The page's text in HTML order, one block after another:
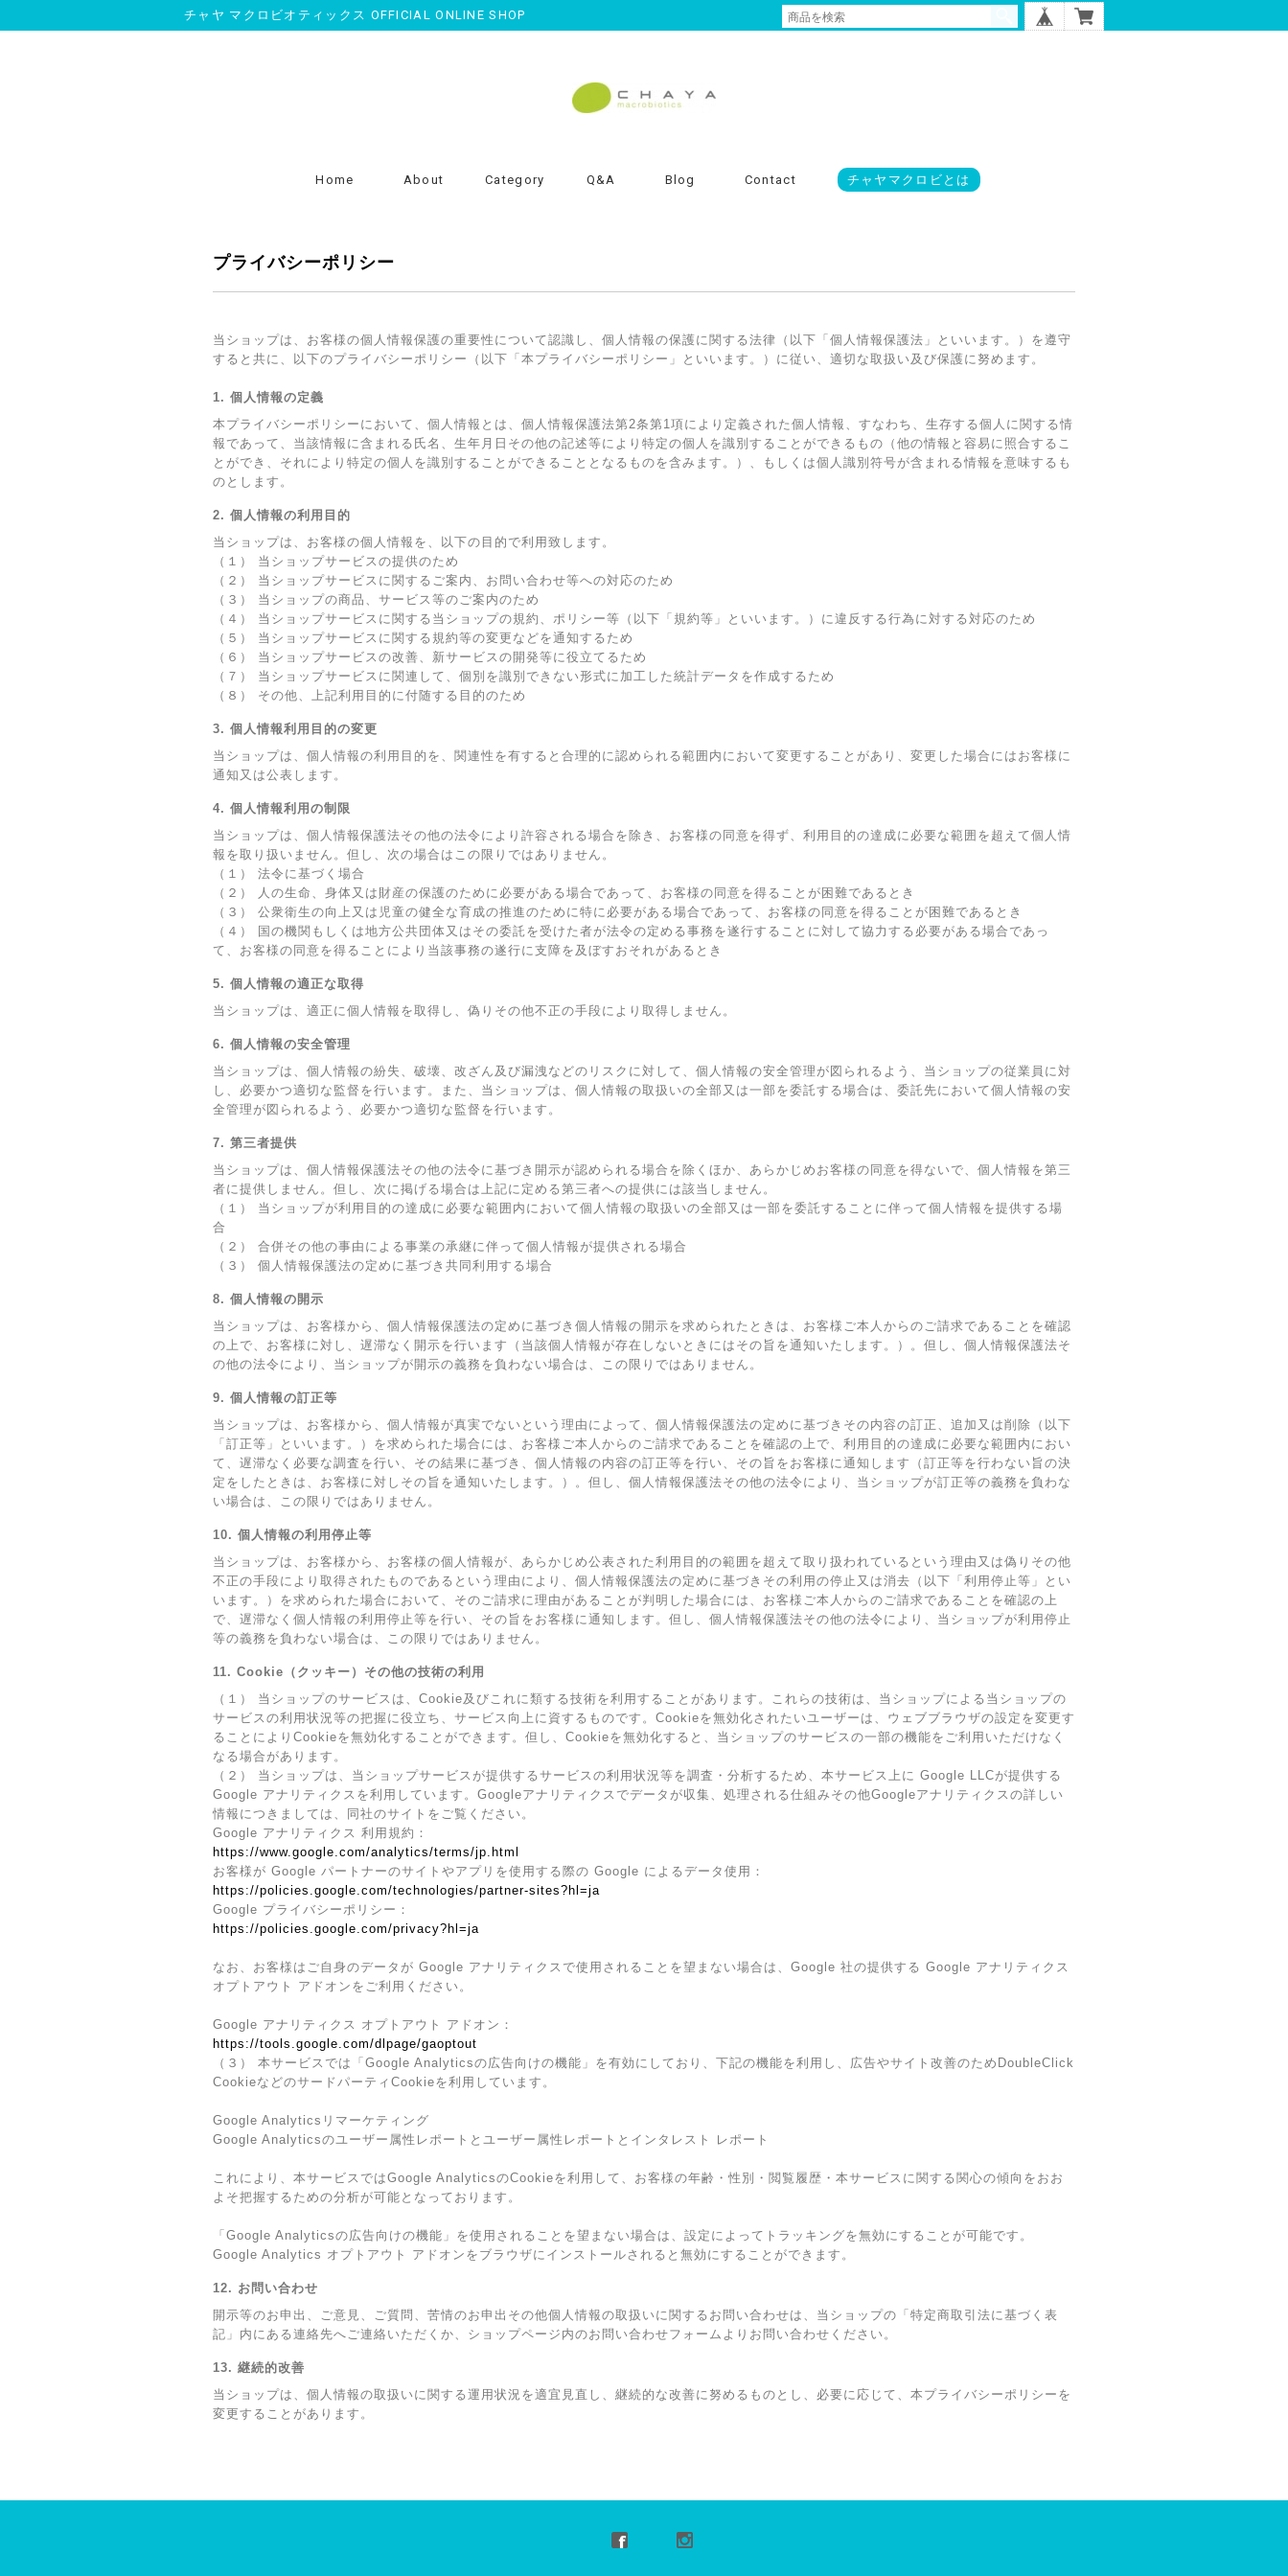
チャヤ マクロビオティックス OFFICIAL ONLINE SHOP
Home About Category Q&A Blog Contact チャヤマクロビとは
プライバシーポリシー
当ショップは、お客様の個人情報保護の重要性について認識し、個人情報の保護に関する法律（以下「個人情報保護法」といいます。）を遵守
すると共に、以下のプライバシーポリシー（以下「本プライバシーポリシー」といいます。）に従い、適切な取扱い及び保護に努めます。
1. 個人情報の定義
本プライバシーポリシーにおいて、個人情報とは、個人情報保護法第2条第1項により定義された個人情報、すなわち、生存する個人に関する情
報であって、当該情報に含まれる氏名、生年月日その他の記述等により特定の個人を識別することができるもの（他の情報と容易に照合するこ
とができ、それにより特定の個人を識別することができることとなるものを含みます。）、もしくは個人識別符号が含まれる情報を意味するも
のとします。
2. 個人情報の利用目的
当ショップは、お客様の個人情報を、以下の目的で利用致します。
（１） 当ショップサービスの提供のため
（２） 当ショップサービスに関するご案内、お問い合わせ等への対応のため
（３） 当ショップの商品、サービス等のご案内のため
（４） 当ショップサービスに関する当ショップの規約、ポリシー等（以下「規約等」といいます。）に違反する行為に対する対応のため
（５） 当ショップサービスに関する規約等の変更などを通知するため
（６） 当ショップサービスの改善、新サービスの開発等に役立てるため
（７） 当ショップサービスに関連して、個別を識別できない形式に加工した統計データを作成するため
（８） その他、上記利用目的に付随する目的のため
3. 個人情報利用目的の変更
当ショップは、個人情報の利用目的を、関連性を有すると合理的に認められる範囲内において変更することがあり、変更した場合にはお客様に
通知又は公表します。
4. 個人情報利用の制限
当ショップは、個人情報保護法その他の法令により許容される場合を除き、お客様の同意を得ず、利用目的の達成に必要な範囲を超えて個人情
報を取り扱いません。但し、次の場合はこの限りではありません。
（１） 法令に基づく場合
（２） 人の生命、身体又は財産の保護のために必要がある場合であって、お客様の同意を得ることが困難であるとき
（３） 公衆衛生の向上又は児童の健全な育成の推進のために特に必要がある場合であって、お客様の同意を得ることが困難であるとき
（４） 国の機関もしくは地方公共団体又はその委託を受けた者が法令の定める事務を遂行することに対して協力する必要がある場合であっ
て、お客様の同意を得ることにより当該事務の遂行に支障を及ぼすおそれがあるとき
5. 個人情報の適正な取得
当ショップは、適正に個人情報を取得し、偽りその他不正の手段により取得しません。
6. 個人情報の安全管理
当ショップは、個人情報の紛失、破壊、改ざん及び漏洩などのリスクに対して、個人情報の安全管理が図られるよう、当ショップの従業員に対
し、必要かつ適切な監督を行います。また、当ショップは、個人情報の取扱いの全部又は一部を委託する場合は、委託先において個人情報の安
全管理が図られるよう、必要かつ適切な監督を行います。
7. 第三者提供
当ショップは、個人情報保護法その他の法令に基づき開示が認められる場合を除くほか、あらかじめお客様の同意を得ないで、個人情報を第三
者に提供しません。但し、次に掲げる場合は上記に定める第三者への提供には該当しません。
（１） 当ショップが利用目的の達成に必要な範囲内において個人情報の取扱いの全部又は一部を委託することに伴って個人情報を提供する場
合
（２） 合併その他の事由による事業の承継に伴って個人情報が提供される場合
（３） 個人情報保護法の定めに基づき共同利用する場合
8. 個人情報の開示
当ショップは、お客様から、個人情報保護法の定めに基づき個人情報の開示を求められたときは、お客様ご本人からのご請求であることを確認
の上で、お客様に対し、遅滞なく開示を行います（当該個人情報が存在しないときにはその旨を通知いたします。）。但し、個人情報保護法そ
の他の法令により、当ショップが開示の義務を負わない場合は、この限りではありません。
9. 個人情報の訂正等
当ショップは、お客様から、個人情報が真実でないという理由によって、個人情報保護法の定めに基づきその内容の訂正、追加又は削除（以下
「訂正等」といいます。）を求められた場合には、お客様ご本人からのご請求であることを確認の上で、利用目的の達成に必要な範囲内におい
て、遅滞なく必要な調査を行い、その結果に基づき、個人情報の内容の訂正等を行い、その旨をお客様に通知します（訂正等を行わない旨の決
定をしたときは、お客様に対しその旨を通知いたします。）。但し、個人情報保護法その他の法令により、当ショップが訂正等の義務を負わな
い場合は、この限りではありません。
10. 個人情報の利用停止等
当ショップは、お客様から、お客様の個人情報が、あらかじめ公表された利用目的の範囲を超えて取り扱われているという理由又は偽りその他
不正の手段により取得されたものであるという理由により、個人情報保護法の定めに基づきその利用の停止又は消去（以下「利用停止等」とい
います。）を求められた場合において、そのご請求に理由があることが判明した場合には、お客様ご本人からのご請求であることを確認の上
で、遅滞なく個人情報の利用停止等を行い、その旨をお客様に通知します。但し、個人情報保護法その他の法令により、当ショップが利用停止
等の義務を負わない場合は、この限りではありません。
11. Cookie（クッキー）その他の技術の利用
（１） 当ショップのサービスは、Cookie及びこれに類する技術を利用することがあります。これらの技術は、当ショップによる当ショップの
サービスの利用状況等の把握に役立ち、サービス向上に資するものです。Cookieを無効化されたいユーザーは、ウェブブラウザの設定を変更す
ることによりCookieを無効化することができます。但し、Cookieを無効化すると、当ショップのサービスの一部の機能をご利用いただけなく
なる場合があります。
（２） 当ショップは、当ショップサービスが提供するサービスの利用状況等を調査・分析するため、本サービス上に Google LLCが提供する
Google アナリティクスを利用しています。Googleアナリティクスでデータが収集、処理される仕組みその他Googleアナリティクスの詳しい
情報につきましては、同社のサイトをご覧ください。
Google アナリティクス 利用規約：
https://www.google.com/analytics/terms/jp.html
お客様が Google パートナーのサイトやアプリを使用する際の Google によるデータ使用：
https://policies.google.com/technologies/partner-sites?hl=ja
Google プライバシーポリシー：
https://policies.google.com/privacy?hl=ja
なお、お客様はご自身のデータが Google アナリティクスで使用されることを望まない場合は、Google 社の提供する Google アナリティクス
オプトアウト アドオンをご利用ください。
Google アナリティクス オプトアウト アドオン：
https://tools.google.com/dlpage/gaoptout
（３） 本サービスでは「Google Analyticsの広告向けの機能」を有効にしており、下記の機能を利用し、広告やサイト改善のためDoubleClick
CookieなどのサードパーティCookieを利用しています。
Google Analyticsリマーケティング
Google Analyticsのユーザー属性レポートとユーザー属性レポートとインタレスト レポート
これにより、本サービスではGoogle AnalyticsのCookieを利用して、お客様の年齢・性別・閲覧履歴・本サービスに関する関心の傾向をおお
よそ把握するための分析が可能となっております。
「Google Analyticsの広告向けの機能」を使用されることを望まない場合は、設定によってトラッキングを無効にすることが可能です。
Google Analytics オプトアウト アドオンをブラウザにインストールされると無効にすることができます。
12. お問い合わせ
開示等のお申出、ご意見、ご質問、苦情のお申出その他個人情報の取扱いに関するお問い合わせは、当ショップの「特定商取引法に基づく表
記」内にある連絡先へご連絡いただくか、ショップページ内のお問い合わせフォームよりお問い合わせください。
13. 継続的改善
当ショップは、個人情報の取扱いに関する運用状況を適宜見直し、継続的な改善に努めるものとし、必要に応じて、本プライバシーポリシーを
変更することがあります。